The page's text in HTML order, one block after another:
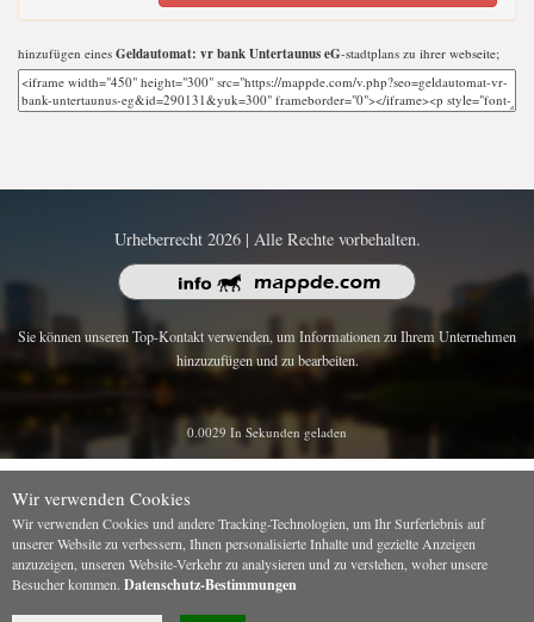
hinzufügen eines Geldautomat: vr bank Untertaunus eG-stadtplans zu ihrer webseite;
Urheberrecht 2026 | Alle Rechte vorbehalten.
Sie können unseren Top-Kontakt verwenden, um Informationen zu Ihrem Unternehmen
hinzuzufügen und zu bearbeiten.
0.0029 In Sekunden geladen
Wir verwenden Cookies
Wir verwenden Cookies und andere Tracking-Technologien, um Ihr Surferlebnis auf
unserer Website zu verbessern, Ihnen personalisierte Inhalte und gezielte Anzeigen
anzuzeigen, unseren Website-Verkehr zu analysieren und zu verstehen, woher unsere
Besucher kommen. Datenschutz-Bestimmungen